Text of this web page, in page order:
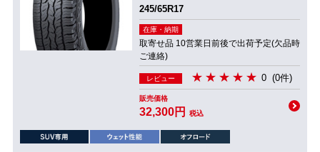
245/65R17
在庫・納期
取寄せ品 10営業日前後で出荷予定(欠品時
ご連絡)
レビュー 0 (0件)
販売価格
32,300円 税込